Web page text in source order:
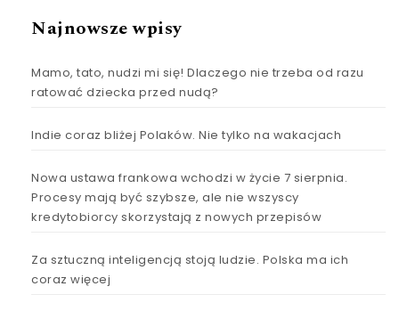
Najnowsze wpisy
Mamo, tato, nudzi mi się! Dlaczego nie trzeba od razu
ratować dziecka przed nudą?
Indie coraz bliżej Polaków. Nie tylko na wakacjach
Nowa ustawa frankowa wchodzi w życie 7 sierpnia.
Procesy mają być szybsze, ale nie wszyscy
kredytobiorcy skorzystają z nowych przepisów
Za sztuczną inteligencją stoją ludzie. Polska ma ich
coraz więcej